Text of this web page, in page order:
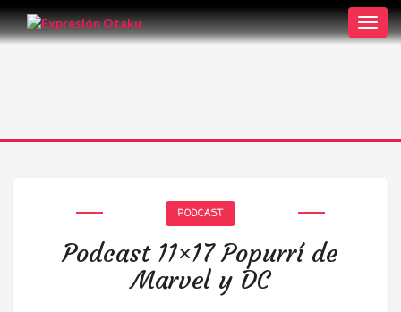
PODCAST
Podcast 11×17 Popurrí de
Marvel y DC